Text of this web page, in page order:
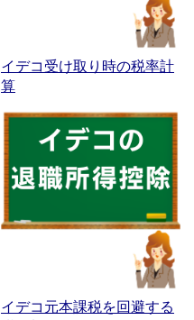
イデコ受け取り時の税率計
算
イデコ元本課税を回避する